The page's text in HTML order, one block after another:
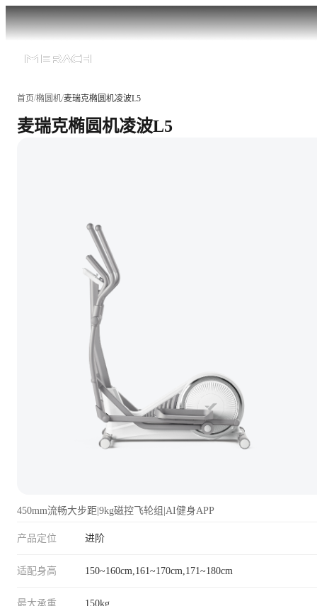
首页/椭圆机/麦瑞克椭圆机凌波L5
麦瑞克椭圆机凌波L5
450mm流畅大步距|9kg磁控飞轮组|AI健身APP
产品定位 进阶
适配身高 150~160cm,161~170cm,171~180cm
最大承重 150kg